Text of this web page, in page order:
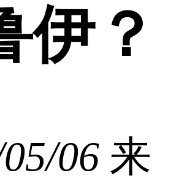
伊？
06 来